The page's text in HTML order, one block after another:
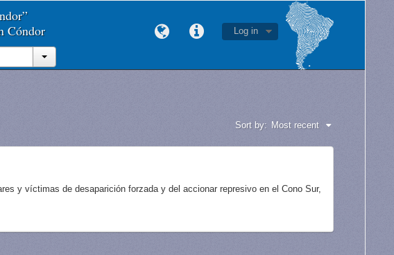
Cóndor
Log in
Sort by: Most recent
y víctimas de desaparición forzada y del accionar represivo en el Cono Sur,